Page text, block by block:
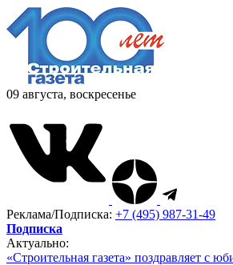
09 августа, воскресенье
Реклама/Подписка: +7 (495) 987-31-49
Подписка
Актуально:
«Строительная газета» поздравляет с